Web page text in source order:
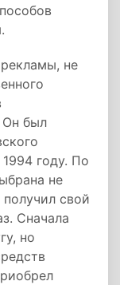
не
Он был
году. По
не
свой
Сначала
но